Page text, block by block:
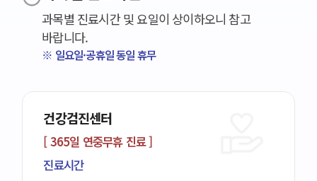
과목별 진료시간 및 요일이 상이하오니 참고
바랍니다.
※ 일요일·공휴일 동일 휴무
기능적 재활&물리 치료실
물리치료
평일